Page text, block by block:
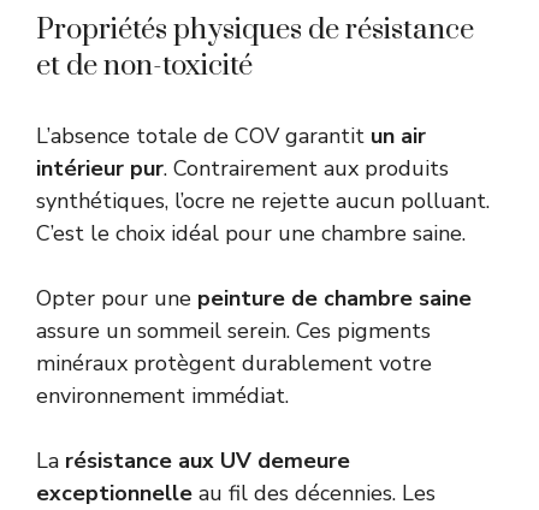
Propriétés physiques de résistance
et de non-toxicité
L’absence totale de COV garantit un air
intérieur pur. Contrairement aux produits
synthétiques, l’ocre ne rejette aucun polluant.
C’est le choix idéal pour une chambre saine.
Opter pour une peinture de chambre saine
assure un sommeil serein. Ces pigments
minéraux protègent durablement votre
environnement immédiat.
La résistance aux UV demeure
exceptionnelle au fil des décennies. Les